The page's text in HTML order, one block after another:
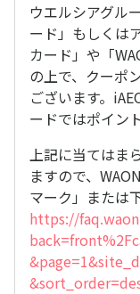
ウエルシアグル
ード」もしくは
カード」や「
の上で、クーポ
ございます。
ードではポイン
上記に当てはま
ますので、
マーク」または
https://